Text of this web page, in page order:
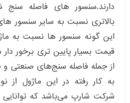
دارند.سنسور های فاصله
این گونه سنسور ها نسبت به
از جمله فاصله سنج‌های صنعتی و
به کار رفته در این ماژول از